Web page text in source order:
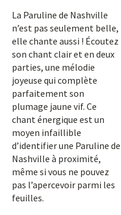
La Paruline de Nashville
n’est pas seulement belle,
elle chante aussi ! Écoutez
son chant clair et en deux
parties, une mélodie
joyeuse qui complète
parfaitement son
plumage jaune vif. Ce
chant énergique est un
moyen infaillible
d’identifier une Paruline de
Nashville à proximité,
même si vous ne pouvez
pas l’apercevoir parmi les
feuilles.